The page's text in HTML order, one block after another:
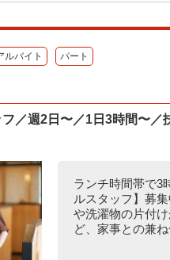
ルバイト パート
／週2日〜／1日3時間〜
ランチ時間帯で3
ルスタッフ】募
や洗濯物の片付
ど、家事との兼